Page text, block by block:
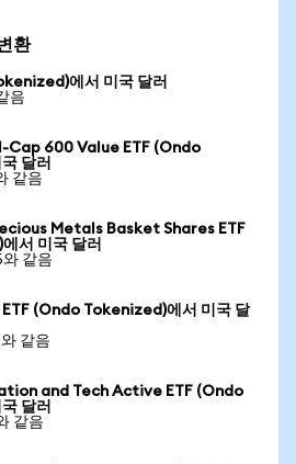
환
에서 미국 달러
음
Cap 600 Value ETF (Ondo
달러
같음
Metals Basket Shares ETF
서 미국 달러
와 같음
(Ondo Tokenized)에서 미국 달
같음
and Tech Active ETF (Ondo
달러
같음